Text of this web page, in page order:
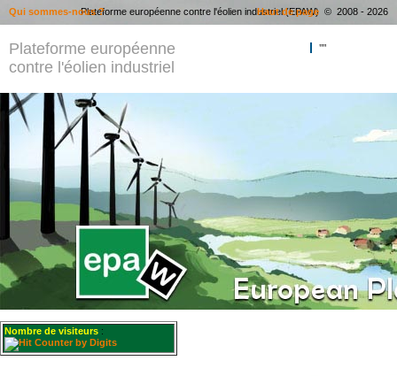
Plateforme européenne
contre l'éolien industriel
""
Nombre de visiteurs :
Plateforme européenne contre l'éolien industriel (EPAW) © 2008 - 2026
Haut de page
Qui sommes-nous ?